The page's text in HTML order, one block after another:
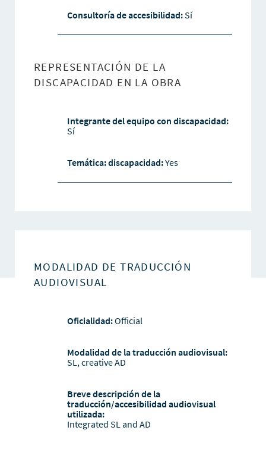
Consultoría de accesibilidad:Sí
REPRESENTACIÓN DE LA
DISCAPACIDAD EN LA OBRA
Integrante del equipo con discapacidad:
Sí
Temática: discapacidad:Yes
MODALIDAD DE TRADUCCIÓN
AUDIOVISUAL
Oficialidad:Official
Modalidad de la traducción audiovisual:
SL, creative AD
Breve descripción de la
traducción/accesibilidad audiovisual
utilizada:
Integrated SL and AD